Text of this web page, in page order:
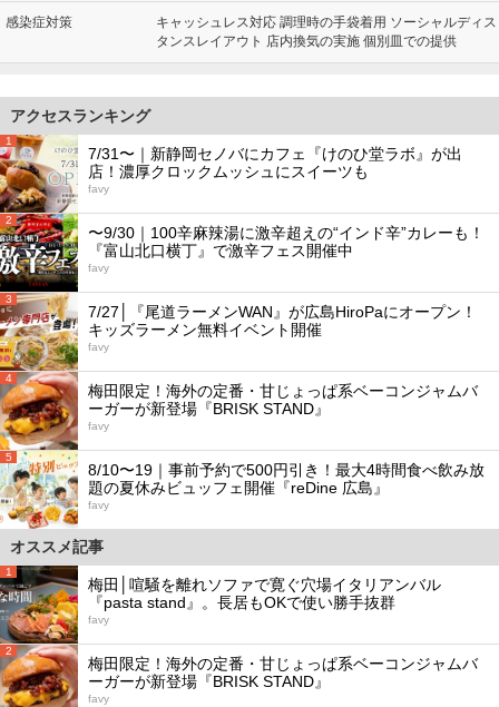
感染症対策
キャッシュレス対応 調理時の手袋着用 ソーシャルディス
タンスレイアウト 店内換気の実施 個別皿での提供
アクセスランキング
1
7/31〜｜新静岡セノバにカフェ『けのひ堂ラボ』が出
店！濃厚クロックムッシュにスイーツも
favy
2
〜9/30｜100辛麻辣湯に激辛超えの“インド辛”カレーも！
『富山北口横丁』で激辛フェス開催中
favy
3
7/27│『尾道ラーメンWAN』が広島HiroPaにオープン！
キッズラーメン無料イベント開催
favy
4
梅田限定！海外の定番・甘じょっぱ系ベーコンジャムバ
ーガーが新登場『BRISK STAND』
favy
5
8/10〜19｜事前予約で500円引き！最大4時間食べ飲み放
題の夏休みビュッフェ開催『reDine 広島』
favy
オススメ記事
1
梅田│喧騒を離れソファで寛ぐ穴場イタリアンバル
『pasta stand』。長居もOKで使い勝手抜群
favy
2
梅田限定！海外の定番・甘じょっぱ系ベーコンジャムバ
ーガーが新登場『BRISK STAND』
favy